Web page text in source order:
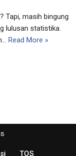
Tapi, masih bingung
lulusan statistika.
Read More »
TOS